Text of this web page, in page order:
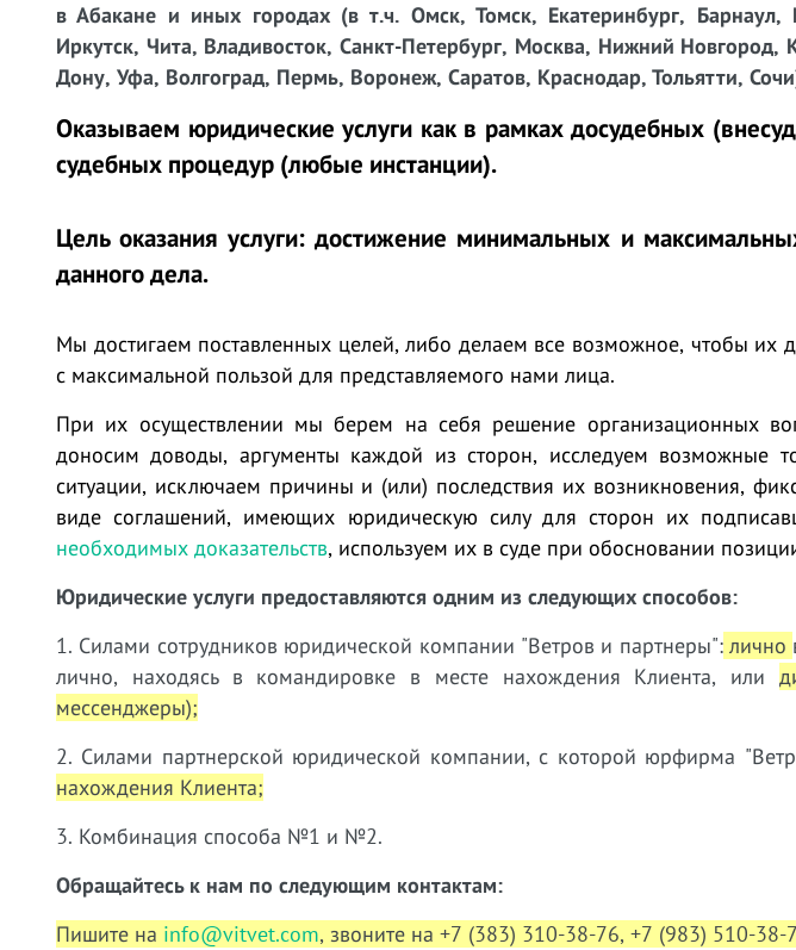
в Абакане и иных городах (в т.ч. Омск, Томск, Екатеринбург, Барнаул,
Иркутск, Чита, Владивосток, Санкт-Петербург, Москва, Нижний Новгород,
Дону, Уфа, Волгоград, Пермь, Воронеж, Саратов, Краснодар, Тольятти,
Оказываем юридические услуги как в рамках досудебных
судебных процедур (любые инстанции).
Цель оказания услуги: достижение минимальных и
данного дела.
Мы достигаем поставленных целей, либо делаем все возможное, чтобы их
с максимальной пользой для представляемого нами лица.
При их осуществлении мы берем на себя решение организационных
доносим доводы, аргументы каждой из сторон, исследуем возможные
ситуации, исключаем причины и (или) последствия их возникновения,
виде соглашений, имеющих юридическую силу для сторон их
необходимых доказательств, используем их в суде при обосновании
Юридические услуги предоставляются одним из следующих способов:
1. Силами сотрудников юридической компании "Ветров и партнеры":лично
лично, находясь в командировке в месте нахождения Клиента, или
мессенджеры);
2. Силами партнерской юридической компании, с которой юрфирма
нахождения Клиента;
3. Комбинация способа №1 и №2.
Обращайтесь к нам по следующим контактам:
Пишите на info@vitvet.com, звоните на +7 (383) 310-38-76, +7 (983) 510-38-